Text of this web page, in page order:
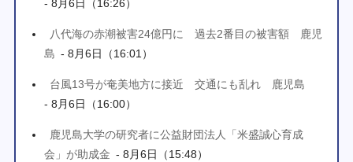
- 8月6日（16:26）
八代海の赤潮被害24億円に 過去2番目の被害額 鹿児
島 - 8月6日（16:01）
台風13号が奄美地方に接近 交通にも乱れ 鹿児島
- 8月6日（16:00）
鹿児島大学の研究者に公益財団法人「米盛誠心育成
会」が助成金 - 8月6日（15:48）